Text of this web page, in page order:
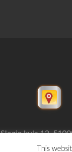
Slogin kula 12,
This